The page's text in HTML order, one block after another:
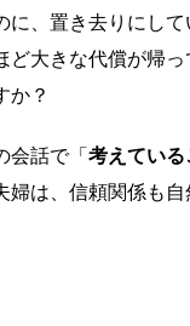
、置き去りにし
大きな代償が帰
か？
話で「 考えている
は、信頼関係も自